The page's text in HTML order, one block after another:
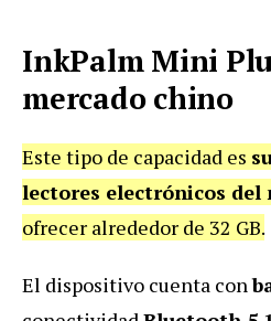
InkPalm Mini
mercado chino
Este tipo de capacidad es
lectores electrónicos del
ofrecer alrededor de 32 GB.
El dispositivo cuenta con